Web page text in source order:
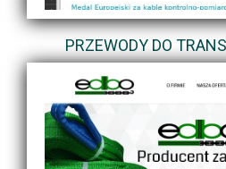
PRZEWODY DO